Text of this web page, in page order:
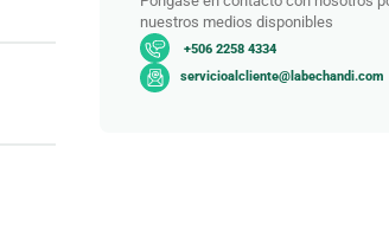
nuestros medios disponibles
+506 2258 4334
servicioalcliente@labechandi.com